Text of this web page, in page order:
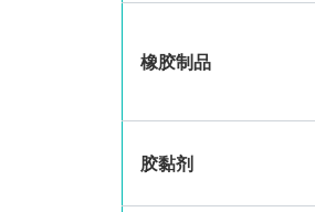
橡胶制品
胶黏剂